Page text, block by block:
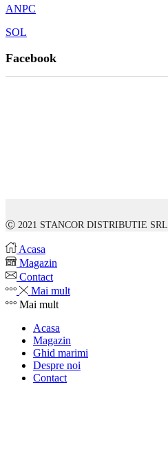
ANPC
SOL
Facebook
Ⓒ 2021 STANCOR DISTRIBUTIE SRL
Acasa
Magazin
Contact
Mai mult
Mai mult
Acasa
Magazin
Ghid marimi
Despre noi
Contact